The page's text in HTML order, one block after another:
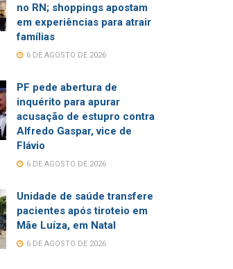
no RN; shoppings apostam
em experiências para atrair
famílias
6 DE AGOSTO DE 2026
PF pede abertura de
inquérito para apurar
acusação de estupro contra
Alfredo Gaspar, vice de
Flávio
6 DE AGOSTO DE 2026
Unidade de saúde transfere
pacientes após tiroteio em
Mãe Luíza, em Natal
6 DE AGOSTO DE 2026